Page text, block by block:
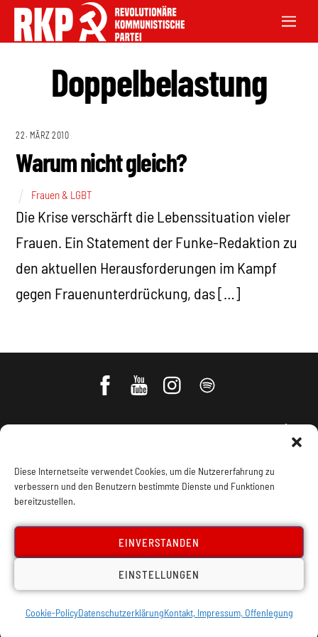
Diese Internetseite verwendet Cookies, um die Nutzererfahrung zu
verbessern und den Benutzern bestimmte Dienste und Funktionen
bereitzustellen.
EINVERSTANDEN
EINSTELLUNGEN
Cookie-PolicyDatenschutzerklärungKontakt, Impressum, Offenlegung
Doppelbelastung
22. MÄRZ 2010
Warum nicht gleich?
Frauen & LGBT
Die Krise verschärft die Lebenssituation vieler
Frauen. Ein Statement der Funke-Redaktion zu
den aktuellen Herausforderungen im Kampf
gegen Frauenunterdrückung, das […]
Datenschutz Kontakt